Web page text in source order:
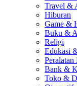
Travel &
Hiburan
Game &
Buku &
Religi
Edukasi
Peralatan
Bank &
Toko &